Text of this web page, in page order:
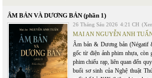
ÂM BẢN VÀ DƯƠNG BẢN (phần 1)
26 Tháng Sáu 2026 4:21 CH
MAI AN NGUYỄN ANH
Âm bản & Dương bản (Négatif
gốc từ điện ảnh phim nhựa, còn
phim chiếu rạp, liên quan đến
buổi sơ sinh của Nghệ thuật